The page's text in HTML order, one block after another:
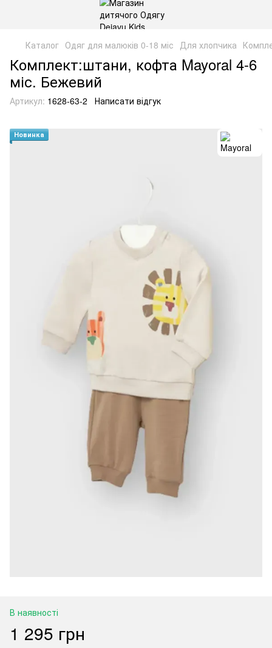
Каталог Одяг для малюків 0-18 міс Для хлопчика
Комплект:штани, кофта Mayoral 4-6
міс. Бежевий
Артикул: 1628-63-2 Написати відгук
Новинка
В наявності
1 295 грн